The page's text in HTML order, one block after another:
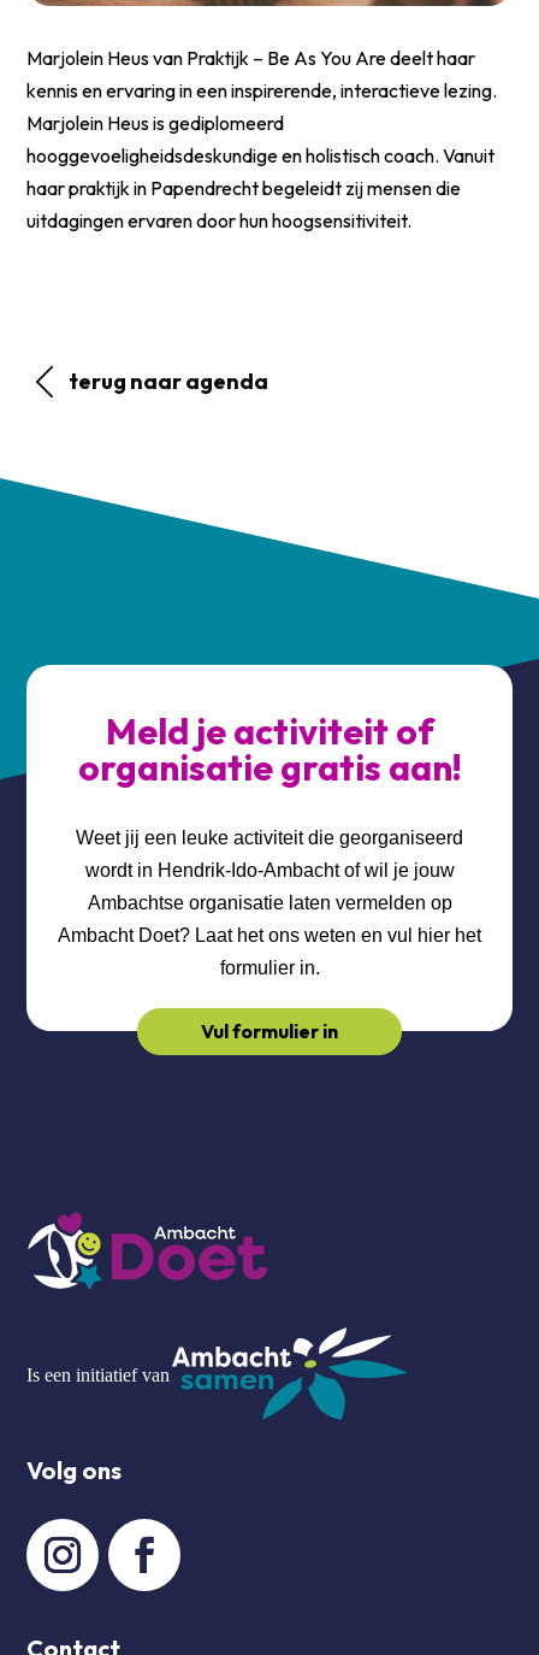
Marjolein Heus van Praktijk – Be As You Are deelt haar
kennis en ervaring in een inspirerende, interactieve lezing.
Marjolein Heus is gediplomeerd
hooggevoeligheidsdeskundige en holistisch coach. Vanuit
haar praktijk in Papendrecht begeleidt zij mensen die
uitdagingen ervaren door hun hoogsensitiviteit.
terug naar agenda
Meld je activiteit of
organisatie gratis aan!
Weet jij een leuke activiteit die georganiseerd
wordt in Hendrik-Ido-Ambacht of wil je jouw
Ambachtse organisatie laten vermelden op
Ambacht Doet? Laat het ons weten en vul hier het
formulier in.
Vul formulier in
Is een initiatief van
Volg ons
Contact